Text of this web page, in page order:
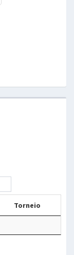
Torneio